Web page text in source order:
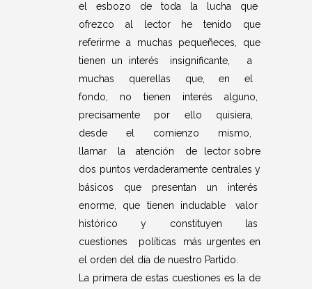
el esbozo de toda la lucha que
ofrezco al lector he tenido que
referirme a muchas pequeñeces, que
tienen un interés insignificante, a
muchas querellas que, en el
fondo, no tienen interés alguno,
precisamente por ello quisiera,
desde el comienzo mismo,
llamar la atención de lector sobre
dos puntos verdaderamente centrales y
básicos que presentan un interés
enorme, que tienen indudable valor
histórico y constituyen las
cuestiones políticas más urgentes en
el orden del día de nuestro Partido.
La primera de estas cuestiones es la de